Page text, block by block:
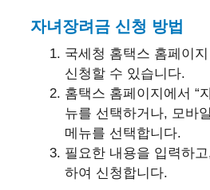
자녀장려금 신청 방법
국세청 홈택스 홈페이
신청할 수 있습니다.
홈택스 홈페이지에서 “
뉴를 선택하거나, 모바
메뉴를 선택합니다.
필요한 내용을 입력하
하여 신청합니다.